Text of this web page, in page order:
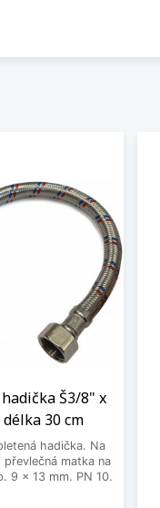
Š3/8" x
30 cm
hadička. Na
převlečná matka na
9 x 13 mm. PN 10.